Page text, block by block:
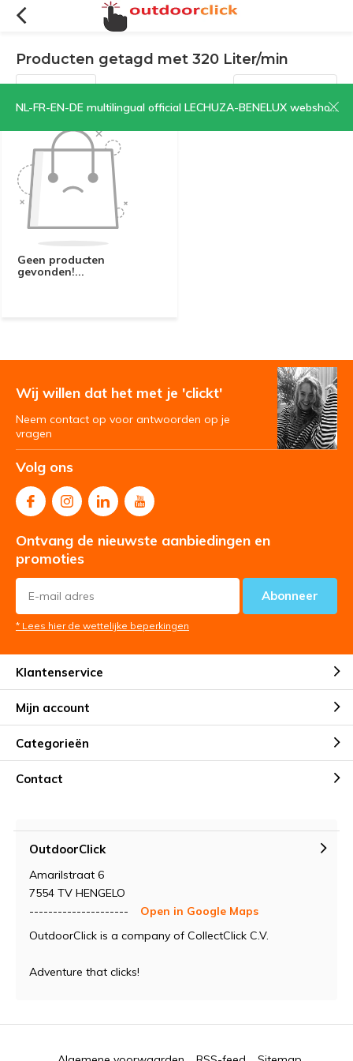
NL-FR-EN-DE multilingual official LECHUZA-BENELUX webshop | CLICK HERE NOW!
Producten getagd met 320 Liter/min
Filters Sorteren op:
Geen producten
gevonden!...
Wij willen dat het met je 'clickt'
Neem contact op voor antwoorden op je
vragen
Volg ons
Ontvang de nieuwste aanbiedingen en
promoties
Abonneer
* Lees hier de wettelijke beperkingen
Klantenservice
Mijn account
Categorieën
Contact
OutdoorClick
Amarilstraat 6
7554 TV HENGELO
---------------------
Open in Google Maps
OutdoorClick is a company of CollectClick C.V.
Adventure that clicks!